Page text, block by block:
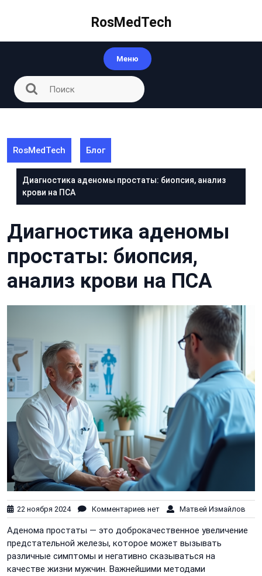
RosMedTech
Меню
RosMedTech Блог
Диагностика аденомы простаты: биопсия, анализ
крови на ПСА
Диагностика аденомы
простаты: биопсия,
анализ крови на ПСА
22 ноября 2024 Комментариев нет Матвей Измайлов
Аденома простаты — это доброкачественное увеличение
предстательной железы, которое может вызывать
различные симптомы и негативно сказываться на
качестве жизни мужчин. Важнейшими методами